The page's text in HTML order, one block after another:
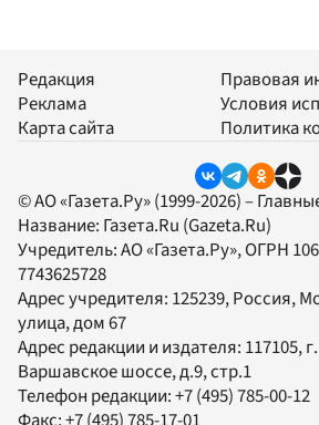
Редакция
Реклама
Карта сайта
Правовая
Условия
Политика
© АО «Газета.Ру» (1999-2026) –
Название: Газета.Ru (Gazeta.Ru)
Учредитель:АО «Газета.Ру», ОГРН
7743625728
Адрес учредителя: 125239, Россия,
улица, дом 67
Адрес редакции и издателя: 117105, г.
Варшавское шоссе, д.9, стр.1
Телефон редакции:+7 (495) 785-00-12